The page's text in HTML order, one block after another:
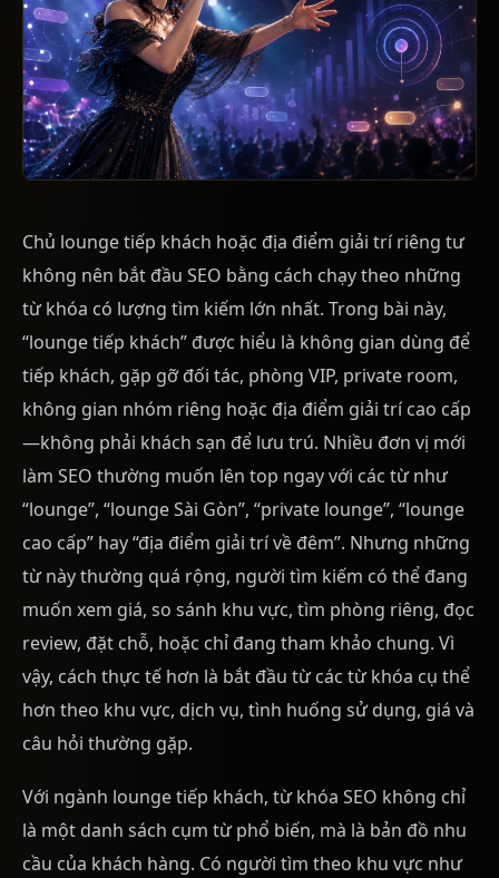
Chủ lounge tiếp khách hoặc địa điểm giải trí riêng tư
không nên bắt đầu SEO bằng cách chạy theo những
từ khóa có lượng tìm kiếm lớn nhất. Trong bài này,
“lounge tiếp khách” được hiểu là không gian dùng để
tiếp khách, gặp gỡ đối tác, phòng VIP, private room,
không gian nhóm riêng hoặc địa điểm giải trí cao cấp
—không phải khách sạn để lưu trú. Nhiều đơn vị mới
làm SEO thường muốn lên top ngay với các từ như
“lounge”, “lounge Sài Gòn”, “private lounge”, “lounge
cao cấp” hay “địa điểm giải trí về đêm”. Nhưng những
từ này thường quá rộng, người tìm kiếm có thể đang
muốn xem giá, so sánh khu vực, tìm phòng riêng, đọc
review, đặt chỗ, hoặc chỉ đang tham khảo chung. Vì
vậy, cách thực tế hơn là bắt đầu từ các từ khóa cụ thể
hơn theo khu vực, dịch vụ, tình huống sử dụng, giá và
câu hỏi thường gặp.
Với ngành lounge tiếp khách, từ khóa SEO không chỉ
là một danh sách cụm từ phổ biến, mà là bản đồ nhu
cầu của khách hàng. Có người tìm theo khu vực như